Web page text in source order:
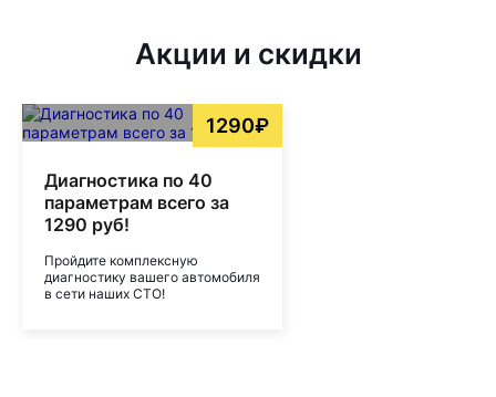
Акции и скидки
1290₽
Диагностика по 40
параметрам всего за
1290 руб!
Пройдите комплексную
диагностику вашего автомобиля
в сети наших СТО!